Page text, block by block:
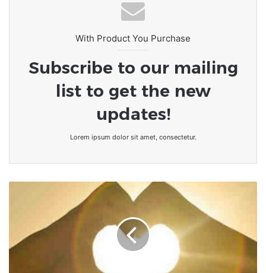
With Product You Purchase
Subscribe to our mailing
list to get the new
updates!
Lorem ipsum dolor sit amet, consectetur.
Vivant
!